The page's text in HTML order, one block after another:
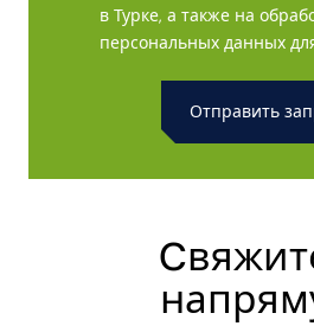
в Турке, а также на
персональных данных